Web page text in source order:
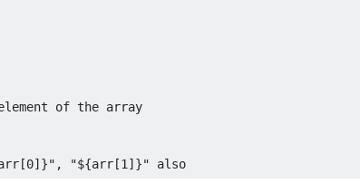
of the array
"${arr[1]}" also